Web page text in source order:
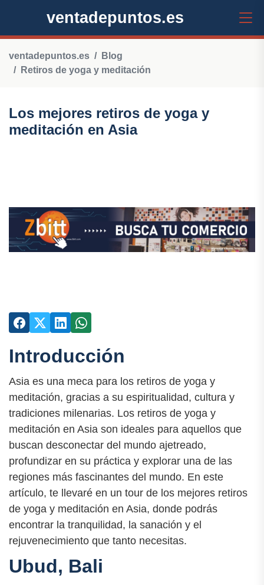
ventadepuntos.es
ventadepuntos.es
Blog
Retiros de yoga y meditación
Los mejores retiros de yoga y
meditación en Asia
Introducción
Asia es una meca para los retiros de yoga y
meditación, gracias a su espiritualidad, cultura y
tradiciones milenarias. Los retiros de yoga y
meditación en Asia son ideales para aquellos que
buscan desconectar del mundo ajetreado,
profundizar en su práctica y explorar una de las
regiones más fascinantes del mundo. En este
artículo, te llevaré en un tour de los mejores retiros
de yoga y meditación en Asia, donde podrás
encontrar la tranquilidad, la sanación y el
rejuvenecimiento que tanto necesitas.
Ubud, Bali